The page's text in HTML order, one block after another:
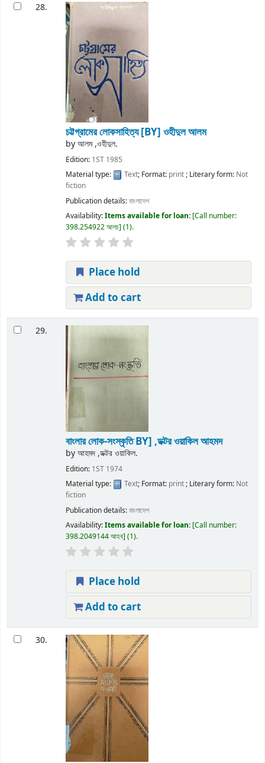
28.
চট্টগ্রামের লোকসাহিত্য[BY] ওহীদুল আলম
byআলম ,ওহীদুল.
Edition: 1ST 1985
Material type:
Text; Format: print; Literary form: Not
fiction
Publication details:বাংলাদেশ
Availability:Items available for loan: Call number:
398.254922 আলচ (1).
Place hold
Add to cart
29.
বাংলার লোক-সংস্কৃতিBY] ,ডক্টর ওয়াকিল আহমদ
byআহমদ ,ডক্টর ওয়াকিল.
Edition: 1ST 1974
Material type:
Text; Format: print; Literary form: Not
fiction
Publication details:বাংলাদেশ
Availability:Items available for loan: Call number:
398.2049144 আহব (1).
Place hold
Add to cart
30.